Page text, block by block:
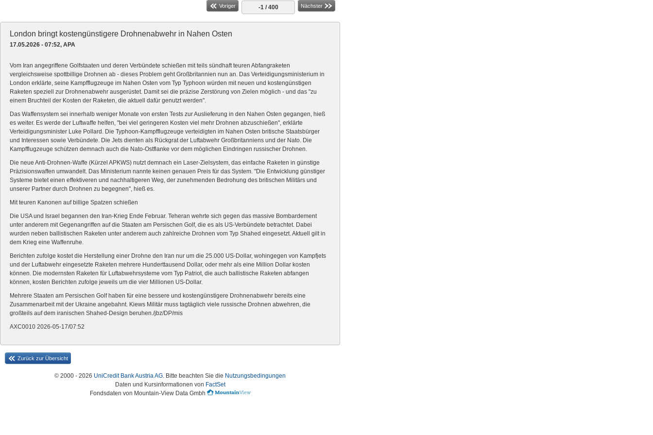
Voriger -1 / 400 Nächster
London bringt kostengünstigere Drohnenabwehr in Nahen Osten
17.05.2026 - 07:52, APA
Vom Iran angegriffene Golfstaaten und deren Verbündete schießen mit teils sündhaft teuren Abfangraketen
vergleichsweise spottbillige Drohnen ab - dieses Problem geht Großbritannien nun an. Das Verteidigungsministerium in
London erklärte, seine Kampfflugzeuge im Nahen Osten vom Typ Typhoon würden mit neuen und kostengünstigen
Raketen speziell zur Drohnenabwehr ausgerüstet. Damit sei die präzise Zerstörung von Zielen möglich - und das "zu
einem Bruchteil der Kosten der Raketen, die aktuell dafür genutzt werden".
Das Waffensystem sei innerhalb weniger Monate von ersten Tests zur Auslieferung in den Nahen Osten gegangen, hieß
es weiter. Es werde der Luftwaffe helfen, "bei viel geringeren Kosten viel mehr Drohnen abzuschießen", erklärte
Verteidigungsminister Luke Pollard. Die Typhoon-Kampfflugzeuge verteidigten im Nahen Osten britische Staatsbürger
und Interessen sowie Verbündete. Die Jets dienten als Rückgrat der Luftabwehr Großbritanniens und der Nato. Die
Kampfflugzeuge schützen demnach auch die Nato-Ostflanke vor dem möglichen Eindringen russischer Drohnen.
Die neue Anti-Drohnen-Waffe (Kürzel APKWS) nutzt demnach ein Laser-Zielsystem, das einfache Raketen in günstige
Präzisionswaffen umwandelt. Das Ministerium nannte keinen genauen Preis für das System. "Die Entwicklung günstiger
Systeme bietet einen effektiveren und nachhaltigeren Weg, der zunehmenden Bedrohung des britischen Militärs und
unserer Partner durch Drohnen zu begegnen", hieß es.
Mit teuren Kanonen auf billige Spatzen schießen
Die USA und Israel begannen den Iran-Krieg Ende Februar. Teheran wehrte sich gegen das massive Bombardement
unter anderem mit Gegenangriffen auf die Staaten am Persischen Golf, die es als US-Verbündete betrachtet. Dabei
wurden neben ballistischen Raketen unter anderem auch zahlreiche Drohnen vom Typ Shahed eingesetzt. Aktuell gilt in
dem Krieg eine Waffenruhe.
Berichten zufolge kostet die Herstellung einer Drohne den Iran nur um die 25.000 US-Dollar, wohingegen von Kampfjets
und der Luftabwehr eingesetzte Raketen mehrere Hunderttausend Dollar, oder mehr als eine Million Dollar kosten
können. Die modernsten Raketen für Luftabwehrsysteme vom Typ Patriot, die auch ballistische Raketen abfangen
können, kosten Berichten zufolge jeweils um die vier Millionen US-Dollar.
Mehrere Staaten am Persischen Golf haben für eine bessere und kostengünstigere Drohnenabwehr bereits eine
Zusammenarbeit mit der Ukraine angebahnt. Kiews Militär muss tagtäglich viele russische Drohnen abwehren, die
großteils auf dem iranischen Shahed-Design beruhen./jbz/DP/mis
AXC0010 2026-05-17/07:52
Zurück zur Übersicht
© 2000 - 2026 UniCredit Bank Austria AG. Bitte beachten Sie die Nutzungsbedingungen
Daten und Kursinformationen von FactSet
Fondsdaten von Mountain-View Data Gmbh